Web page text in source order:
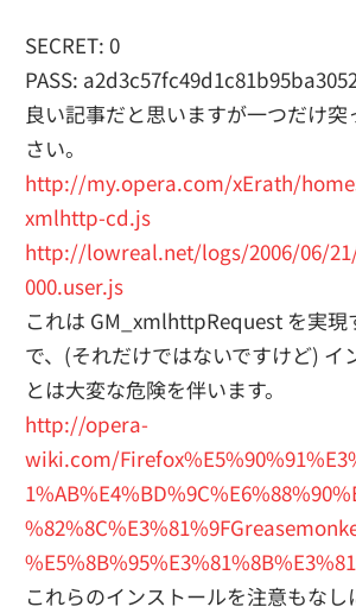
シ
ョ
ン
SECRET: 0
PASS:
良い記事だと思いますが一つだけ突
さい。
http://my.opera.com/xErath/
xmlhttp-cd.js
http://lowreal.net/logs/2006/06/21/
000.user.js
これは GM_xmlhttpRequest を実現
で、(それだけではないですけど) イ
とは大変な危険を伴います。
http://opera-
wiki.com/
これらのインストールを注意もなし